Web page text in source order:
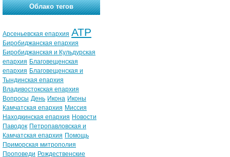
Облако тегов
Арсеньевская епархия АТР
Биробиджанская епархия
Биробиджанская и Кульдурская
епархия Благовещенская
епархия Благовещенская и
Тындинская епархия
Владивостокская епархия
Вопросы День Икона Иконы
Камчатская епархия Миссия
Находкинская епархия Новости
Паводок Петропавловская и
Камчатская епархия Помощь
Приморская митрополия
Проповеди Рождественские